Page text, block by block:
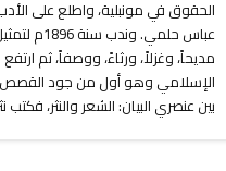
عباس
مديحاً، وغزلاً، ورثاءً، ووصفاً، ثم
الإسلامي وهو أول من جود القصص
بين عنصري البيان: الشعر والنثر،